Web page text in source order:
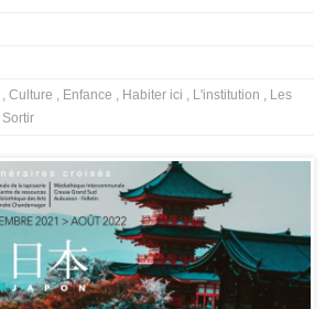
, Culture , Enfance , Habiter ici , L'institution , Les
Sortir